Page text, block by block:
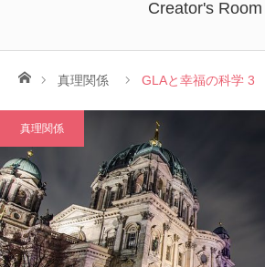
Creator's Room
ホーム真理関係 GLAと幸福の科学 3
真理関係